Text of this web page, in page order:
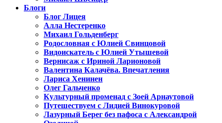
Блоги
Блог Лицея
Алла Нестеренко
Михаил Гольденберг
Родословная с Юлией Свинцовой
Видоискатель с Юлией Утышевой
Вернисаж с Ириной Ларионовой
Валентина Калачёва. Впечатления
Лариса Хенинен
Олег Гальченко
Культурный променад с Зоей Арнаутовой
Путешествуем с Лидией Винокуровой
Лазурный Берег без пафоса с Александрой